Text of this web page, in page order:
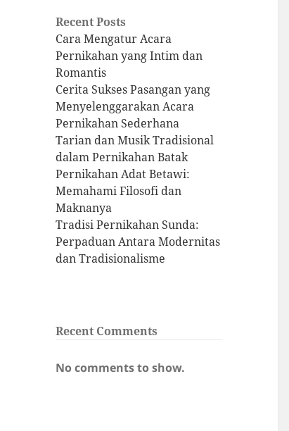
Recent Posts
Cara Mengatur Acara
Pernikahan yang Intim dan
Romantis
Cerita Sukses Pasangan yang
Menyelenggarakan Acara
Pernikahan Sederhana
Tarian dan Musik Tradisional
dalam Pernikahan Batak
Pernikahan Adat Betawi:
Memahami Filosofi dan
Maknanya
Tradisi Pernikahan Sunda:
Perpaduan Antara Modernitas
dan Tradisionalisme
Recent Comments
No comments to show.